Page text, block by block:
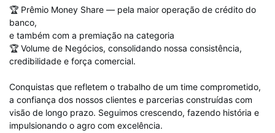
🏆 Prêmio Money Share — pela maior operação de crédito do
banco,
e também com a premiação na categoria
🏆 Volume de Negócios, consolidando nossa consistência,
credibilidade e força comercial.
Conquistas que refletem o trabalho de um time comprometido,
a confiança dos nossos clientes e parcerias construídas com
visão de longo prazo. Seguimos crescendo, fazendo história e
impulsionando o agro com excelência.